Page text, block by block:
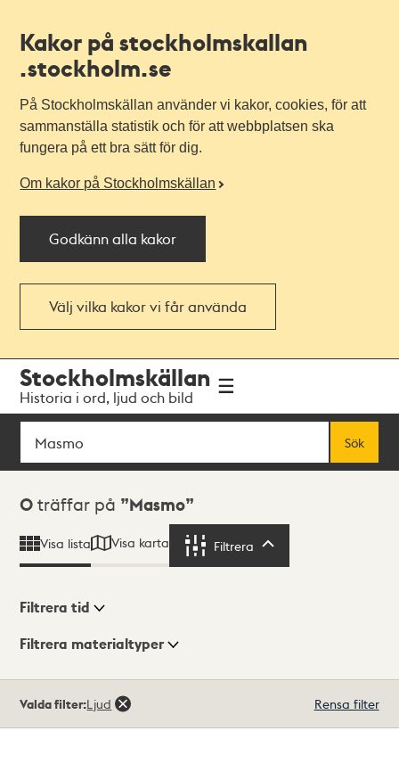
Kakor på stockholmskallan
.stockholm.se
På Stockholmskällan använder vi kakor, cookies, för att
sammanställa statistik och för att webbplatsen ska
fungera på ett bra sätt för dig.
Om kakor på Stockholmskällan
Godkänn alla kakor
Välj vilka kakor vi får använda
navigationen
huvudinnehållet
Stockholmskällan
Historia i ord, ljud och bild
Sök
Sök
Sökresultat
0 träffar på Masmo
Visa lista Visa karta Filtrera
Visningsläge
Filtrera tid
Filtrera materialtyper
träffar
Valda filter:Ljud Rensa filter